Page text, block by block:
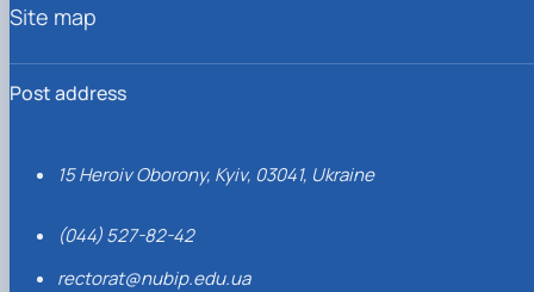
Post address
15 Heroiv Oborony, Kyiv, 03041, Ukraine
(044) 527-82-42
rectorat@nubip.edu.ua
Site map